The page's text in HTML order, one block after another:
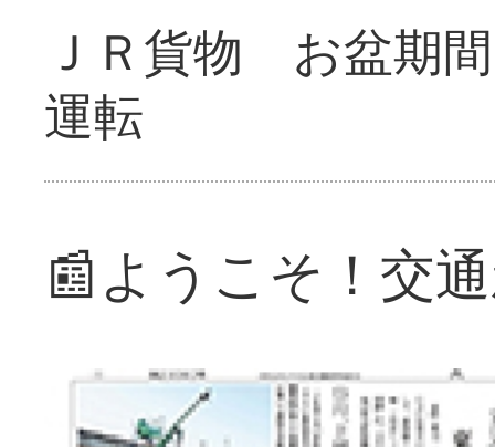
ＪＲ貨物 お盆期
運転
📰ようこそ！交